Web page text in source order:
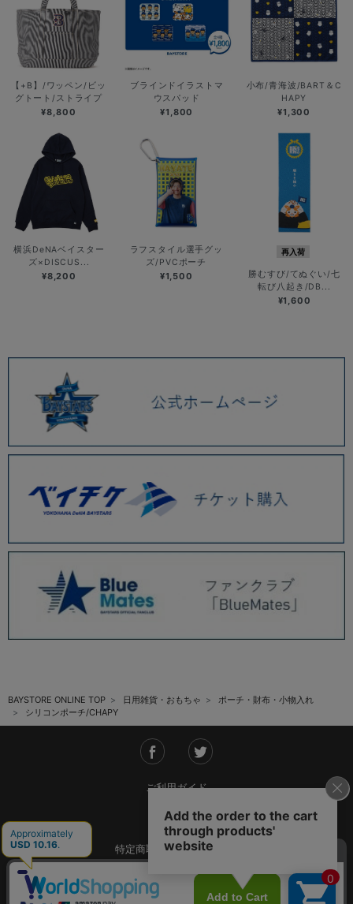
【+B】/ワッペン/ビッ
グトート/ストライプ
¥8,800
ブラインドイラストマ
ウスパッド
¥1,800
小布/青海波/BART＆C
HAPY
¥1,300
横浜DeNAベイスター
ズ×DISCUS...
¥8,200
ラフスタイル選手グッ
ズ/PVCポーチ
¥1,500
再入荷
勝むすび/てぬぐい/七
転び八起き/DB...
¥1,600
BAYSTORE ONLINE TOP 日用雑貨・おもちゃ
ポーチ・財布・小物入れ
シリコンポーチ/CHAPY
ご利用ガイド
会社概要
特定商取引法に基づく表記
ご利用規約